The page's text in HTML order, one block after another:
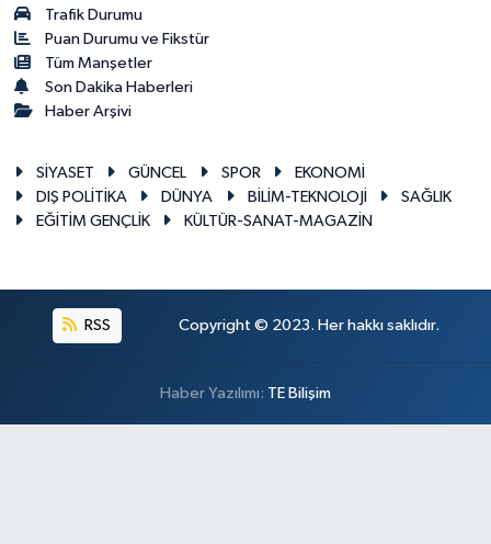
Trafik Durumu
Puan Durumu ve Fikstür
Tüm Manşetler
Son Dakika Haberleri
Haber Arşivi
SİYASET GÜNCEL SPOR
EKONOMİ
DIŞ POLİTİKA
DÜNYA BİLİM-TEKNOLOJİ
SAĞLIK
EĞİTİM GENÇLİK
KÜLTÜR-SANAT-MAGAZİN
RSS Copyright © 2023. Her hakkı saklıdır.
Haber Yazılımı: TE Bilişim